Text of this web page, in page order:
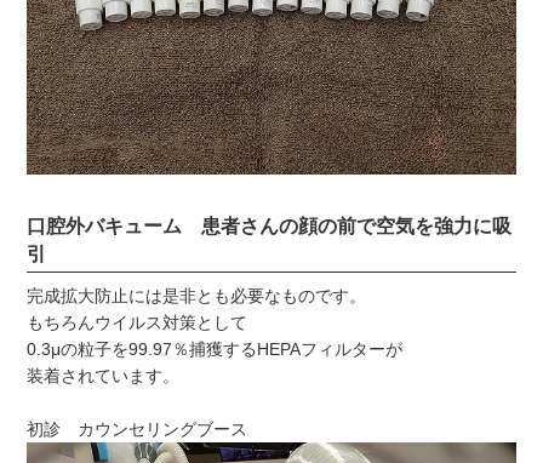
口腔外バキューム 患者さんの顔の前で空気を強力に吸
引
完成拡大防止には是非とも必要なものです。
もちろんウイルス対策として
0.3μの粒子を99.97％捕獲するHEPAフィルターが
装着されています。
初診 カウンセリングブース